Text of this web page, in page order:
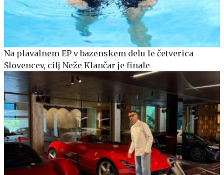
Na plavalnem EP v bazenskem delu le četverica
Slovencev, cilj Neže Klančar je finale